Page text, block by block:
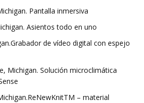
Pantalla inmersiva
Asientos todo en uno
de vídeo digital con espejo
Michigan. Solución microclimática
– material